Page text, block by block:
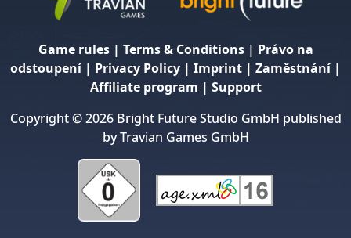
Game rules| Terms & Conditions| Právo na
odstoupení| Privacy Policy | Imprint | Zaměstnání|
Affiliate program | Support
Copyright © 2026 Bright Future Studio GmbH published
by Travian Games GmbH